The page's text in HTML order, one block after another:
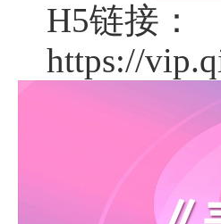
H5链接：
https://